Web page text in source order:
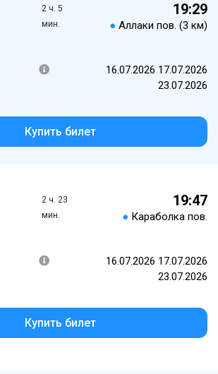
2 ч. 5
мин.
19:29
● Аллаки пов. (3 км)
16.07.2026 17.07.2026
23.07.2026
Купить билет
2 ч. 23
мин.
19:47
● Караболка пов.
16.07.2026 17.07.2026
23.07.2026
Купить билет